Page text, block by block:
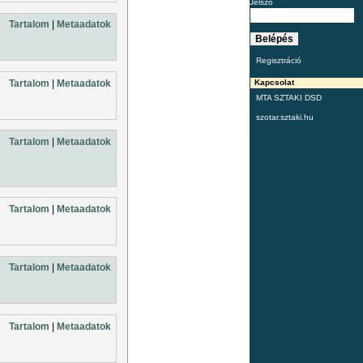
Jelszó
Regisztráció
Kapcsolat
MTA SZTAKI DSD
szotar.sztaki.hu
Tartalom Metaadatok
Tartalom | Metaadatok
Tartalom Metaadatok
Tartalom Metaadatok
Tartalom Metaadatok
Tartalom | Metaadatok